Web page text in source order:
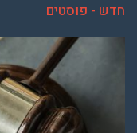
חדש - פוסטים